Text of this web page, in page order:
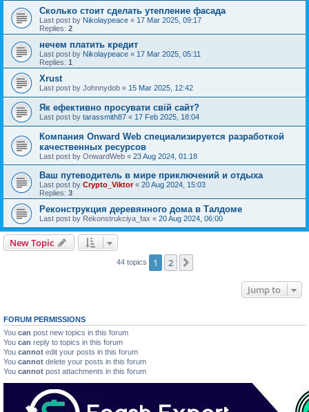
Сколько стоит сделать утепление фасада
Last post by Nikolaypeace « 17 Mar 2025, 09:17
Replies: 2
нечем платить кредит
Last post by Nikolaypeace « 17 Mar 2025, 05:11
Replies: 1
Xrust
Last post by Johnnydob « 15 Mar 2025, 12:42
Як ефективно просувати свій сайт?
Last post by tarassmith87 « 17 Feb 2025, 18:04
Компания Onward Web специализируется разработкой
качественных ресурсов
Last post by OnwardWeb « 23 Aug 2024, 01:18
Ваш путеводитель в мире приключений и отдыха
Last post by Crypto_Viktor« 20 Aug 2024, 15:03
Replies: 3
Реконструкция деревянного дома в Талдоме
Last post by Rekonstrukciya_fax « 20 Aug 2024, 06:00
New Topic
44 topics 1 2
Jump to
FORUM PERMISSIONS
You can post new topics in this forum
You can reply to topics in this forum
You cannot edit your posts in this forum
You cannot delete your posts in this forum
You cannot post attachments in this forum